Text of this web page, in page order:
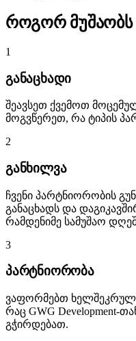
როგორ მუშაობს
1
განაცხადი
შეავსეთ ქვემოთ
მოგვწერეთ, რა ტიპის
2
განხილვა
ჩვენი პარტნიორობის
განაცხადს და
რამდენიმე სამუშაო
3
პარტნიორობა
ვაფორმებთ
რაც GWG Development-
გჭირდებათ.